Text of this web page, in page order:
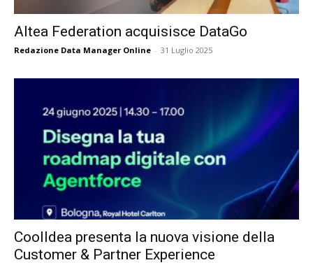
Altea Federation acquisisce DataGo
Redazione Data Manager Online - 31 Luglio 2025
CoolIdea presenta la nuova visione della
Customer & Partner Experience